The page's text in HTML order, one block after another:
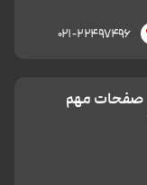
۰۲۱-۲۲۴۹۷۴۹۶
صفحات مهم